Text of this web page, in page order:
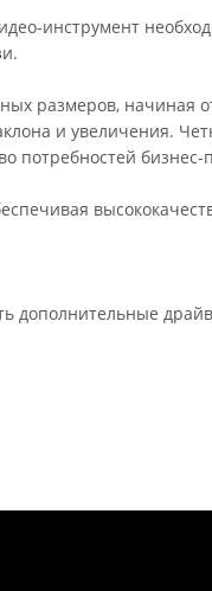
инструмент
размеров, начиная
и увеличения.
потребностей бизнес-
дополнительные